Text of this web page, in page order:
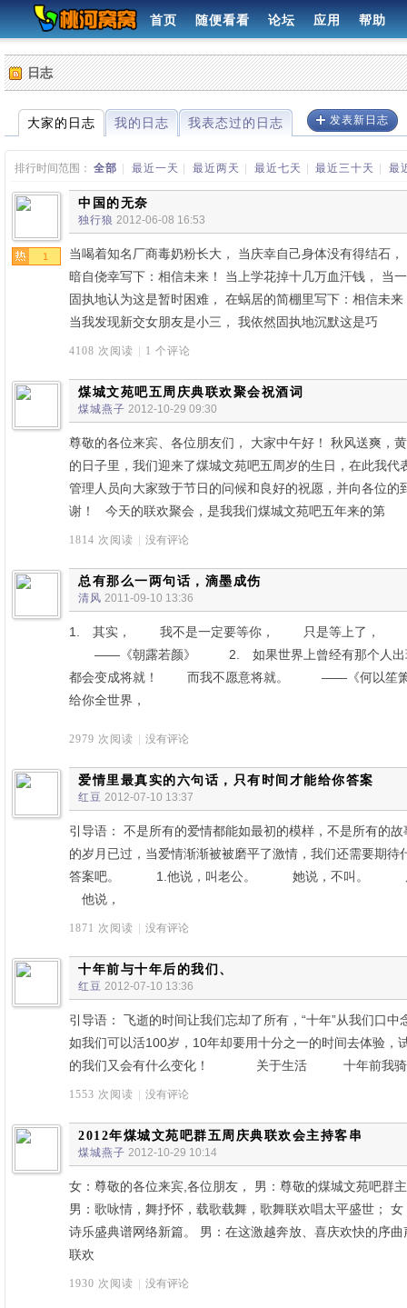
首页 随便看看 论坛 应用 帮助
日志
大家的日志 我的日志 我表态过的日志 发表新日志
排行时间范围： 全部 最近一天 最近两天 最近七天 最近三十天 最
1
中国的无奈
独行狼 2012-06-08 16:53
当喝着知名厂商毒奶粉长大， 当庆幸自己身体没有得结石
暗自侥幸写下：相信未来！ 当上学花掉十几万血汗钱， 当
固执地认为这是暂时困难， 在蜗居的简棚里写下：相信未
当我发现新交女朋友是小三， 我依然固执地沉默这是巧
4108 次阅读 1 个评论
煤城文苑吧五周庆典联欢聚会祝酒词
煤城燕子 2012-10-29 09:30
尊敬的各位来宾、各位朋友们， 大家中午好！ 秋风送爽，
的日子里，我们迎来了煤城文苑吧五周岁的生日，在此我代
管理人员向大家致于节日的问候和良好的祝愿，并向各位的
谢！ 今天的联欢聚会，是我我们煤城文苑吧五年来的第
1814 次阅读 没有评论
总有那么一两句话，滴墨成伤
清风 2011-09-10 13:36
1. 其实， 我不是一定要等你， 只是等上了， 就
——《朝露若颜》 2. 如果世界上曾经有那个人
都会变成将就！ 而我不愿意将就。 ——《何以笙
给你全世界，
2979 次阅读 没有评论
爱情里最真实的六句话，只有时间才能给你答案
红豆 2012-07-10 13:37
引导语： 不是所有的爱情都能如最初的模样，不是所有的
的岁月已过，当爱情渐渐被被磨平了激情，我们还需要期待
答案吧。 1.他说，叫老公。 她说，不叫
他说，
1871 次阅读 没有评论
十年前与十年后的我们、
红豆 2012-07-10 13:36
引导语： 飞逝的时间让我们忘却了所有，“十年”从我们口
如我们可以活100岁，10年却要用十分之一的时间去体验，
的我们又会有什么变化！ 关于生活 十年前我骑着
1553 次阅读 没有评论
2012年煤城文苑吧群五周庆典联欢会主持客串
煤城燕子 2012-10-29 10:14
女：尊敬的各位来宾,各位朋友， 男：尊敬的煤城文苑吧群
男：歌咏情，舞抒怀，载歌载舞，歌舞联欢唱太平盛世；
诗乐盛典谱网络新篇。 男：在这激越奔放、喜庆欢快的序
联欢
1930 次阅读 没有评论